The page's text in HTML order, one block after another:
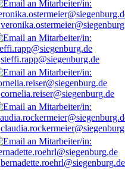
steffi.rapp@siegenburg.de
cornelia.reiser@siegenburg.de
bernadette.roehrl@siegenburg.de